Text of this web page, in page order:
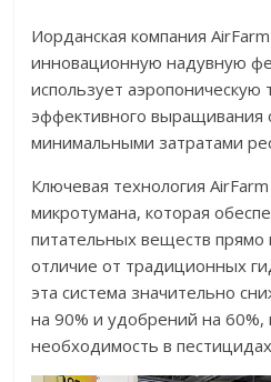
Иорданская компания
инновационную надувную
использует аэропоническую
эффективного выращивания
минимальными затратами
Ключевая технология
микротумана, которая
питательных веществ прямо
отличие от традиционных
эта система значительно
на 90% и удобрений на 60%,
необходимость в